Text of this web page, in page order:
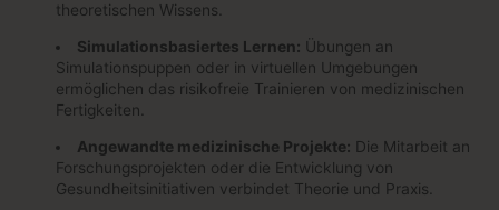
theoretischen Wissens.
Simulationsbasiertes Lernen: Übungen an
Simulationspuppen oder in virtuellen Umgebungen
ermöglichen das risikofreie Trainieren von medizinischen
Fertigkeiten.
Angewandte medizinische Projekte: Die Mitarbeit an
Forschungsprojekten oder die Entwicklung von
Gesundheitsinitiativen verbindet Theorie und Praxis.